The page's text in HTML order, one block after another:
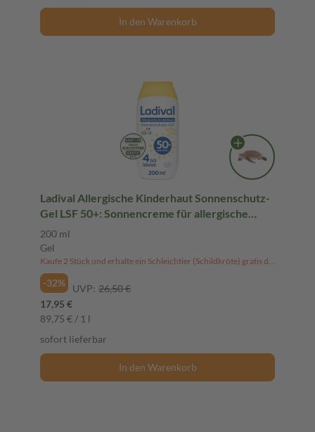
In den Warenkorb
Ladival Allergische Kinderhaut Sonnenschutz-
Gel LSF 50+: Sonnencreme für allergische
Kinder- und Babyhaut mit Neigung zu
Sonnenallergie ab 6 Monaten, pflegend,
wasserfest, 200ml
200 ml
Gel
-32% UVP: 26,50 €
17,95 €
89,75 € / 1 l
sofort lieferbar
In den Warenkorb